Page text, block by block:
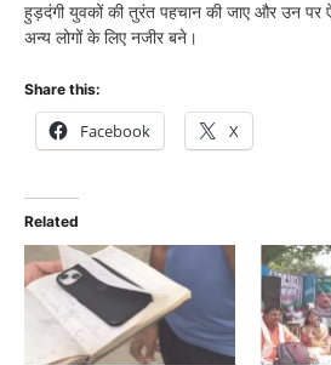
हुड़दंगी युवकों की तुरंत पहचान की जाए और उन पर
अन्य लोगों के लिए नजीर बने।
Share this:
Facebook X
Related